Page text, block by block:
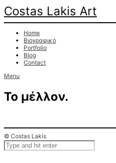
Costas Lakis Art
Home
Βιογραφικό
Portfolio
Blog
Contact
Menu
Το μέλλον.
© Costas Lakis